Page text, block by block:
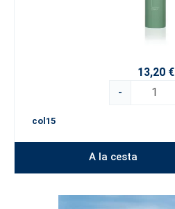
13,20 €
-
col15
A la cesta